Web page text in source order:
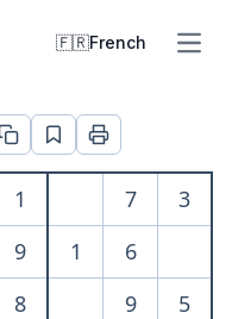
🇫🇷French
1 7
3
9 1
6
8 9
5